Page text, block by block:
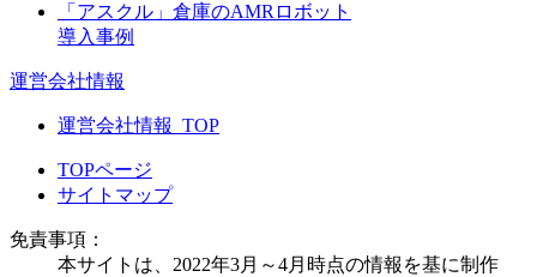
「アスクル」倉庫のAMRロボット
導入事例
運営会社情報
運営会社情報_TOP
TOPページ
サイトマップ
免責事項：
本サイトは、2022年3月～4月時点の情報を基に制作